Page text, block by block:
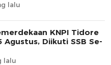
lalu
KNPI Tidore
Agustus, Diikuti SSB Se-
lalu